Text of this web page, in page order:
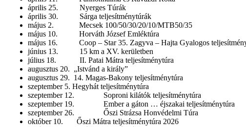
április 25. Nyerges Túrák
április 30. Sárga teljesítménytúrák
május 2. Mecsek 100/50/30/20/10/MTB50/35
május 10. Horváth József Emléktúra
május 16. Coop – Star 35. Zagyva – Hajta Gyalogos
június 13. 15 km a XV. kerületben
július 18. II. Patai Mátra teljesítménytúra
augusztus 20. „Istvánd a király”
augusztus 29. 14. Magas-Bakony teljesítménytúra
szeptember 5. Hegyhát teljesítménytúra
szeptember 12. Soproni kilátók teljesítménytúra
szeptember 19. Ember a gáton … éjszakai teljesítménytúra
szeptember 26. Őszi Strázsa Honvédelmi Túra
október 10. Őszi Mátra teljesítménytúra 2026